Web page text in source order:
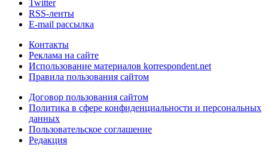
Twitter
RSS-ленты
E-mail рассылка
Контакты
Реклама на сайте
Использование материалов korrespondent.net
Правила пользования сайтом
Договор пользования сайтом
Политика в сфере конфиденциальности и персональных
данных
Пользовательское соглашение
Редакция